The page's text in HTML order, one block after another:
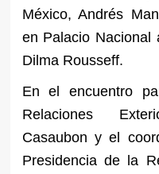
México, Andrés
en Palacio Nacional
Dilma Rousseff.
En el encuentro
Relaciones
Casaubon y el
Presidencia de la